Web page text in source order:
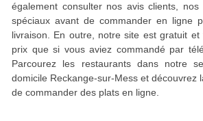
également consulter nos avis clients,
spéciaux avant de commander en ligne
livraison. En outre, notre site est gratuit
prix que si vous aviez commandé par
Parcourez les restaurants dans notre
domicile Reckange-sur-Mess et découvrez
de commander des plats en ligne.